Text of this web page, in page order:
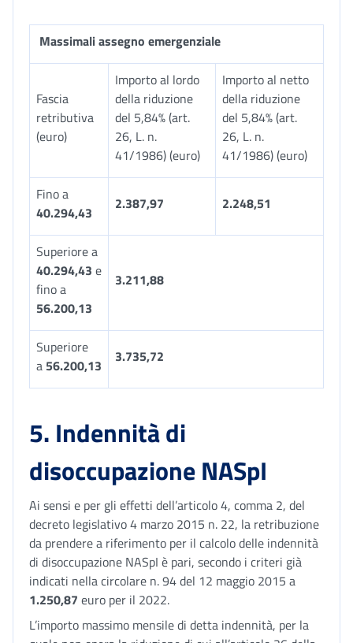
Massimali assegno emergenziale
Fascia
retributiva
(euro)
Importo al lordo
della riduzione
del 5,84% (art.
26, L. n.
41/1986) (euro)
Importo al netto
della riduzione
del 5,84% (art.
26, L. n.
41/1986) (euro)
Fino a
40.294,43
2.387,97 2.248,51
Superiore a
40.294,43 e
fino a
56.200,13
3.211,88
Superiore
a 56.200,13 3.735,72
5. Indennità di
disoccupazione NASpI
Ai sensi e per gli effetti dell’articolo 4, comma 2, del
decreto legislativo 4 marzo 2015 n. 22, la retribuzione
da prendere a riferimento per il calcolo delle indennità
di disoccupazione NASpI è pari, secondo i criteri già
indicati nella circolare n. 94 del 12 maggio 2015 a
1.250,87 euro per il 2022.
L’importo massimo mensile di detta indennità, per la